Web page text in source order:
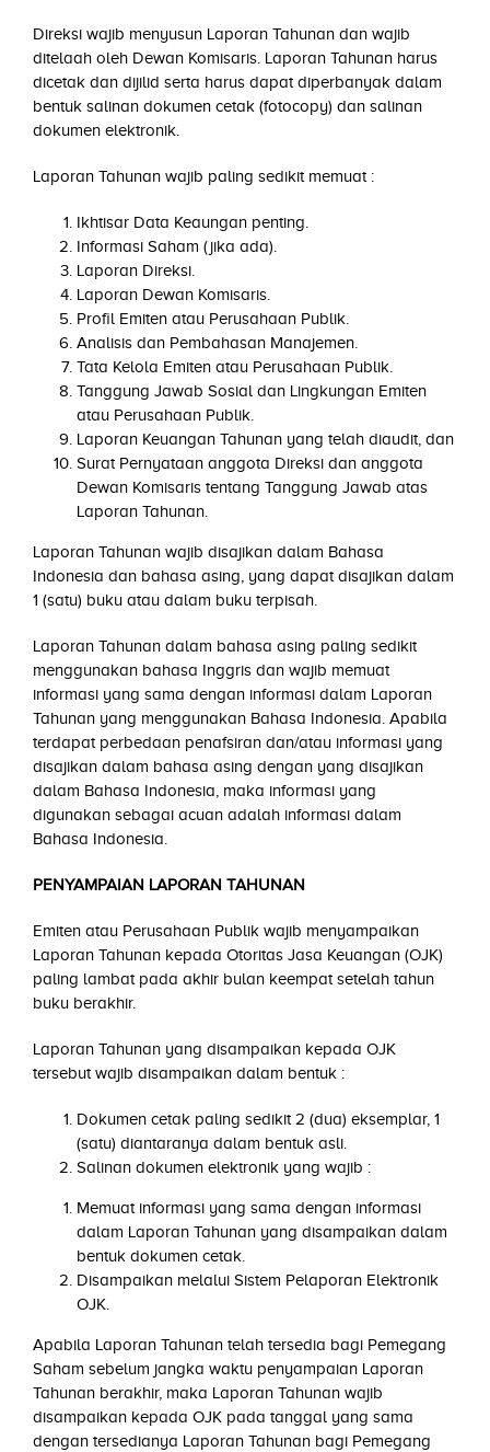
Direksi wajib menyusun Laporan Tahunan dan wajib
ditelaah oleh Dewan Komisaris. Laporan Tahunan harus
dicetak dan dijilid serta harus dapat diperbanyak dalam
bentuk salinan dokumen cetak (fotocopy) dan salinan
dokumen elektronik.
Laporan Tahunan wajib paling sedikit memuat :
Ikhtisar Data Keaungan penting.
Informasi Saham (jika ada).
Laporan Direksi.
Laporan Dewan Komisaris.
Profil Emiten atau Perusahaan Publik.
Analisis dan Pembahasan Manajemen.
Tata Kelola Emiten atau Perusahaan Publik.
Tanggung Jawab Sosial dan Lingkungan Emiten
atau Perusahaan Publik.
Laporan Keuangan Tahunan yang telah diaudit, dan
Surat Pernyataan anggota Direksi dan anggota
Dewan Komisaris tentang Tanggung Jawab atas
Laporan Tahunan.
Laporan Tahunan wajib disajikan dalam Bahasa
Indonesia dan bahasa asing, yang dapat disajikan dalam
1 (satu) buku atau dalam buku terpisah.
Laporan Tahunan dalam bahasa asing paling sedikit
menggunakan bahasa Inggris dan wajib memuat
informasi yang sama dengan informasi dalam Laporan
Tahunan yang menggunakan Bahasa Indonesia. Apabila
terdapat perbedaan penafsiran dan/atau informasi yang
disajikan dalam bahasa asing dengan yang disajikan
dalam Bahasa Indonesia, maka informasi yang
digunakan sebagai acuan adalah informasi dalam
Bahasa Indonesia.
PENYAMPAIAN LAPORAN TAHUNAN
Emiten atau Perusahaan Publik wajib menyampaikan
Laporan Tahunan kepada Otoritas Jasa Keuangan (OJK)
paling lambat pada akhir bulan keempat setelah tahun
buku berakhir.
Laporan Tahunan yang disampaikan kepada OJK
tersebut wajib disampaikan dalam bentuk :
Dokumen cetak paling sedikit 2 (dua) eksemplar, 1
(satu) diantaranya dalam bentuk asli.
Salinan dokumen elektronik yang wajib :
Memuat informasi yang sama dengan informasi
dalam Laporan Tahunan yang disampaikan dalam
bentuk dokumen cetak.
Disampaikan melalui Sistem Pelaporan Elektronik
OJK.
Apabila Laporan Tahunan telah tersedia bagi Pemegang
Saham sebelum jangka waktu penyampaian Laporan
Tahunan berakhir, maka Laporan Tahunan wajib
disampaikan kepada OJK pada tanggal yang sama
dengan tersedianya Laporan Tahunan bagi Pemegang